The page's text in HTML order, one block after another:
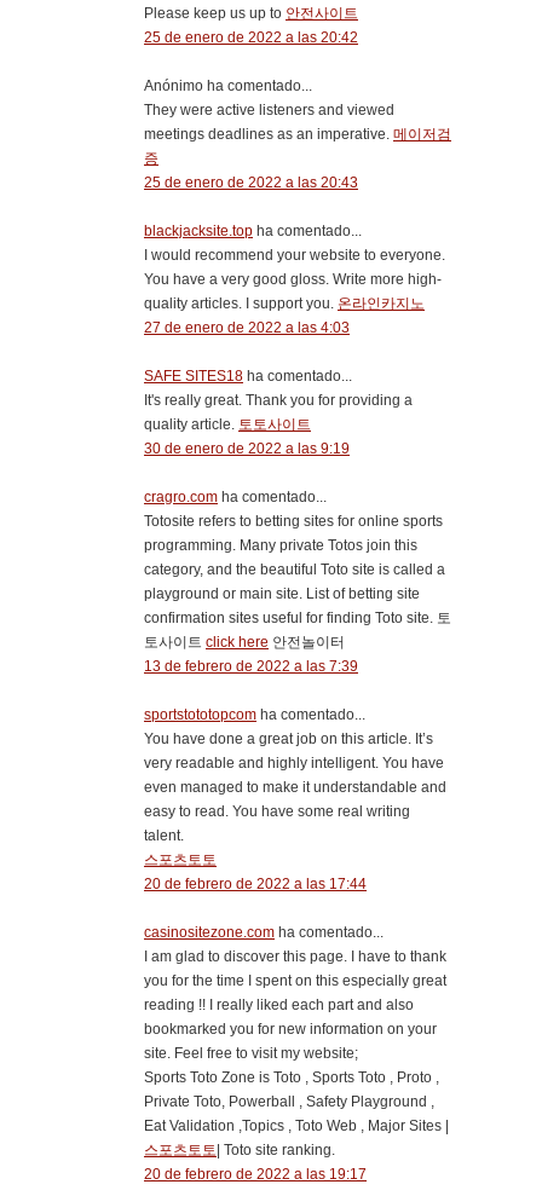
Please keep us up to 안전사이트
25 de enero de 2022 a las 20:42
Anónimo ha comentado...
They were active listeners and viewed
meetings deadlines as an imperative. 메이저검
증
25 de enero de 2022 a las 20:43
blackjacksite.top ha comentado...
I would recommend your website to everyone.
You have a very good gloss. Write more high-
quality articles. I support you. 온라인카지노
27 de enero de 2022 a las 4:03
SAFE SITES18 ha comentado...
It's really great. Thank you for providing a
quality article. 토토사이트
30 de enero de 2022 a las 9:19
cragro.com ha comentado...
Totosite refers to betting sites for online sports
programming. Many private Totos join this
category, and the beautiful Toto site is called a
playground or main site. List of betting site
confirmation sites useful for finding Toto site. 토
토사이트 click here 안전놀이터
13 de febrero de 2022 a las 7:39
sportstototopcom ha comentado...
You have done a great job on this article. It’s
very readable and highly intelligent. You have
even managed to make it understandable and
easy to read. You have some real writing
talent.
스포츠토토
20 de febrero de 2022 a las 17:44
casinositezone.com ha comentado...
I am glad to discover this page. I have to thank
you for the time I spent on this especially great
reading !! I really liked each part and also
bookmarked you for new information on your
site. Feel free to visit my website;
Sports Toto Zone is Toto , Sports Toto , Proto ,
Private Toto, Powerball , Safety Playground ,
Eat Validation ,Topics , Toto Web , Major Sites |
스포츠토토 | Toto site ranking.
20 de febrero de 2022 a las 19:17